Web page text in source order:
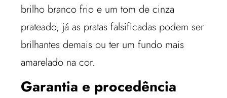
brilho branco frio e um tom de cinza
prateado, já as pratas falsificadas podem ser
brilhantes demais ou ter um fundo mais
amarelado na cor.
Garantia e procedência